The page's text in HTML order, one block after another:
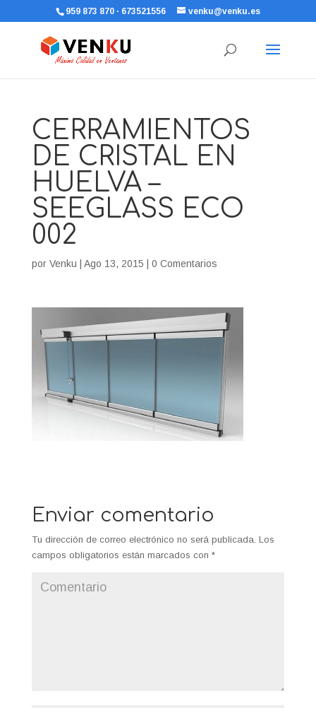
959 873 870 · 673521556 venku@venku.es
CERRAMIENTOS
DE CRISTAL EN
HUELVA –
SEEGLASS ECO
002
por Venku Ago 13, 2015 0 Comentarios
Enviar comentario
Tu dirección de correo electrónico no será publicada. Los
campos obligatorios están marcados con *